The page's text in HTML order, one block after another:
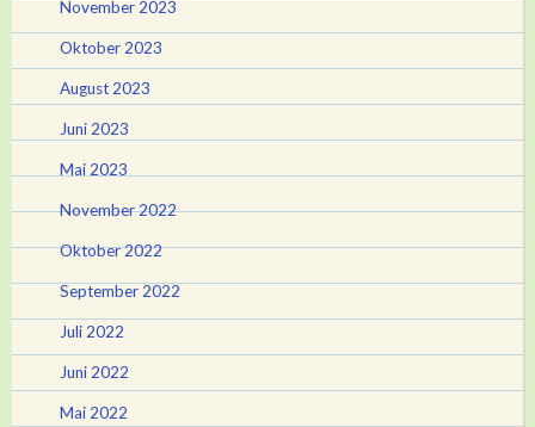
November 2023
Oktober 2023
August 2023
Juni 2023
Mai 2023
November 2022
Oktober 2022
September 2022
Juli 2022
Juni 2022
Mai 2022